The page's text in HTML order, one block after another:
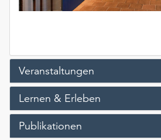
Veranstaltungen
Lernen & Erleben
Publikationen